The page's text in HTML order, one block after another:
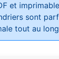
et
sont
tout au